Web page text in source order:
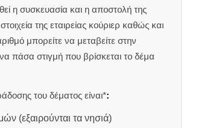
η συσκευασία και η αποστολή της
της εταιρείας κούριερ καθώς και
μπορείτε να μεταβείτε στην
πάσα στιγμή που βρίσκεται το δέμα
του δέματος είναι*:
(εξαιρούνται τα νησιά)